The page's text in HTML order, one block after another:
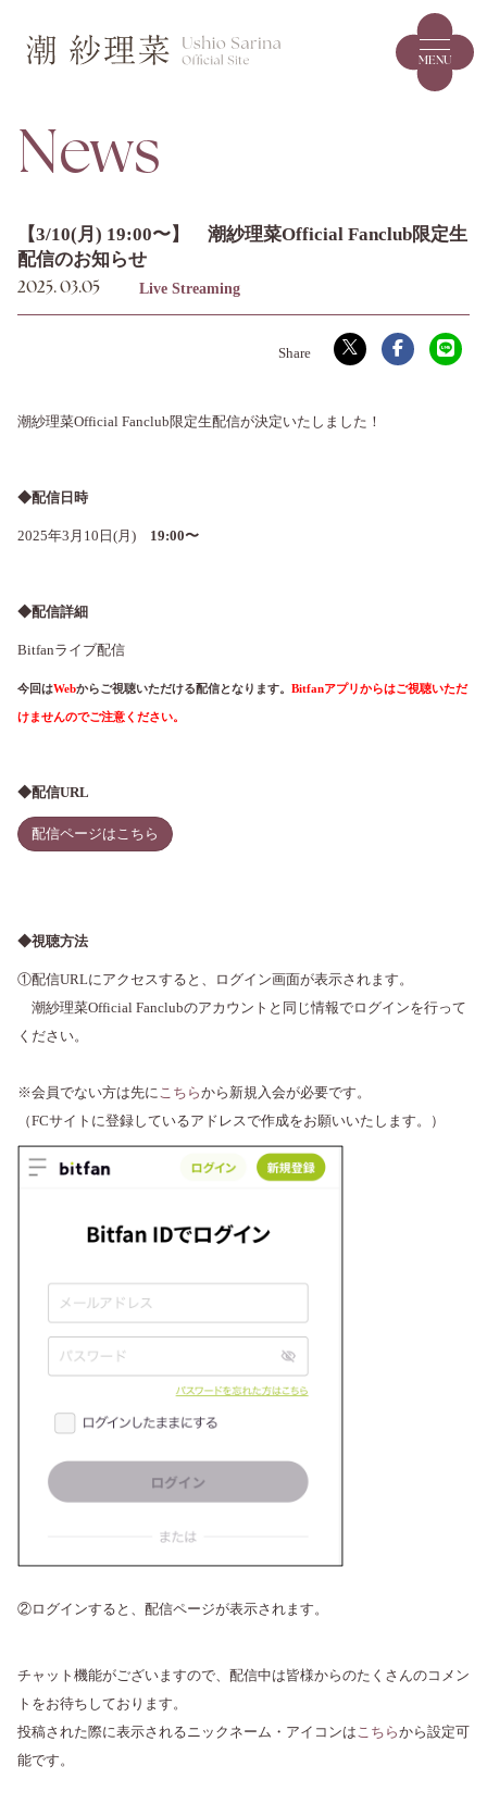
MENU
News
【3/10(月) 19:00〜】 潮紗理菜Official Fanclub限定生
配信のお知らせ
2025. 03.05 Live Streaming
潮紗理菜Official Fanclub限定生配信が決定いたしました！
◆配信日時
2025年3月10日(月) 19:00〜
◆配信詳細
Bitfanライブ配信
今回はWebからご視聴いただける配信となります。 Bitfanアプリからはご視聴いただ
けませんのでご注意ください。
◆配信URL
配信ページはこちら
◆視聴方法
①配信URLにアクセスすると、ログイン画面が表示されます。
潮紗理菜Official Fanclubのアカウントと同じ情報でログインを行って
ください。
※会員でない方は先にこちらから新規入会が必要です。
（FCサイトに登録しているアドレスで作成をお願いいたします。）
②ログインすると、配信ページが表示されます。
チャット機能がございますので、配信中は皆様からのたくさんのコメン
トをお待ちしております。
投稿された際に表示されるニックネーム・アイコンはこちらから設定可
能です。